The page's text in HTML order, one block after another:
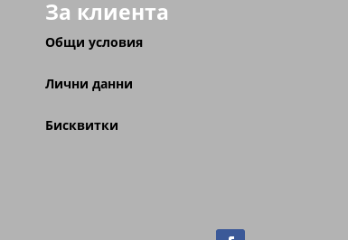
За клиента
Общи условия
Лични данни
Бисквитки